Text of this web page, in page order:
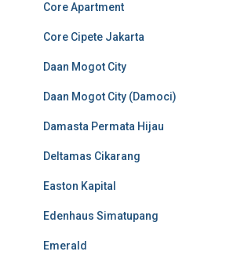
Core Apartment
Core Cipete Jakarta
Daan Mogot City
Daan Mogot City (Damoci)
Damasta Permata Hijau
Deltamas Cikarang
Easton Kapital
Edenhaus Simatupang
Emerald